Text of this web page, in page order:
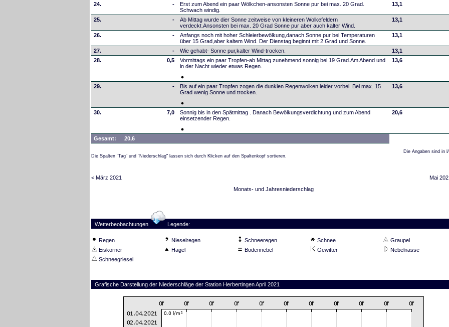
24. -
Erst zum Abend ein paar Wölkchen-ansonsten Sonne pur bei max. 20 Grad.
Schwach windig.
13,1
25. -
Ab Mittag wurde dier Sonne zeitweise von kleineren Wolkefeldern
verdeckt.Ansonsten bei max. 20 Grad Sonne pur aber auch kalter Wind.
13,1
26. -
Anfangs noch mit hoher Schleierbewölkung,danach Sonne pur bei Temperaturen
über 15 Grad,aber kaltem Wind. Der Dienstag beginnt mit 2 Grad und Sonne.
13,1
27. - Wie gehabt- Sonne pur,kalter Wind-trocken.
13,1
28.
0,5
Vormittags ein paar Tropfen-ab Mittag zunehmend sonnig bei 19 Grad.Am Abend und
in der Nacht wieder etwas Regen.
13,6
29. -
Bis auf ein paar Tropfen zogen die dunklen Regenwolken leider vorbei. Bei max. 15
Grad wenig Sonne und trocken.
13,6
30. 7,0
Sonnig bis in den Spätmittag . Danach Bewölkungsverdichtung und zum Abend
einsetzender Regen.
20,6
Gesamt: 20,6
Die Spalten "Tag" und "Niederschlag" lassen sich durch Klicken auf den Spaltenkopf sortieren.
Die Angaben sind in l/
< März 2021
Mai
Monats- und Jahresniederschlag
Wetterbeobachtungen Legende:
Regen Nieselregen Schneeregen Schnee
Graupel
Eiskörner
Hagel Bodennebel Gewitter
Nebelnässe
Schneegriesel
Grafische Darstellung der Niederschläge der Station Herbertingen April 2021